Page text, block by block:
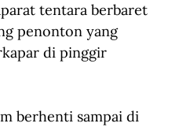
tentara berbaret
penonton yang
di pinggir
berhenti sampai di